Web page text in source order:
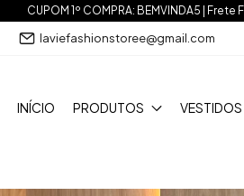
CUPOM 1º COMPRA: BEMVINDA5 |
laviefashionstoree@gmail.com
INÍCIO PRODUTOS